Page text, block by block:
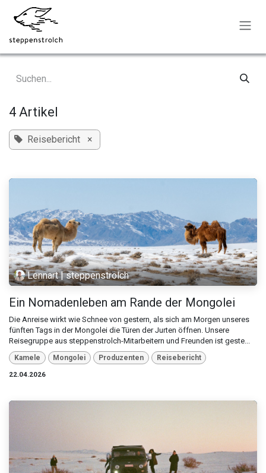
Zum Inhalt springen
4 Artikel
Reisebericht ×
Lennart | steppenstrolch
Ein Nomadenleben am Rande der Mongolei
Die Anreise wirkt wie Schnee von gestern, als sich am Morgen unseres
fünften Tags in der Mongolei die Türen der Jurten öffnen. Unsere
Reisegruppe aus steppenstrolch-Mitarbeitern und Freunden ist geste...
Kamele Mongolei Produzenten
Reisebericht
22.04.2026